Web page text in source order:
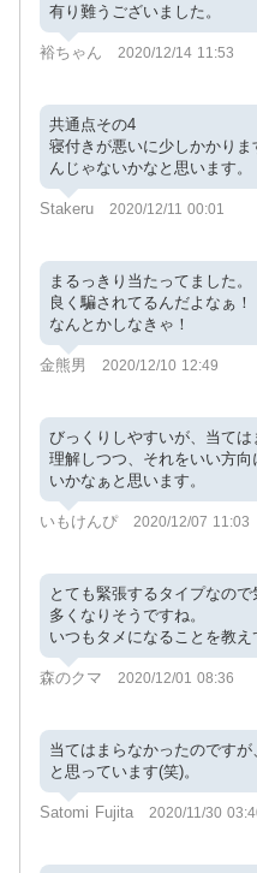
有り難うございました。
裕ちゃん 2020/12/14 11:53
共通点その4
寝付きが悪いに少しかかり
んじゃないかなと思います。
Stakeru 2020/12/11 00:01
まるっきり当たってました。
良く騙されてるんだよなぁ！
なんとかしなきゃ！
金熊男 2020/12/10 12:49
びっくりしやすいが、当て
理解しつつ、それをいい方
いかなぁと思います。
いもけんぴ 2020/12/07 11:03
とても緊張するタイプなの
多くなりそうですね。
いつもタメになることを教え
森のクマ 2020/12/01 08:36
当てはまらなかったのです
と思っています(笑)。
Satomi Fujita 2020/11/30